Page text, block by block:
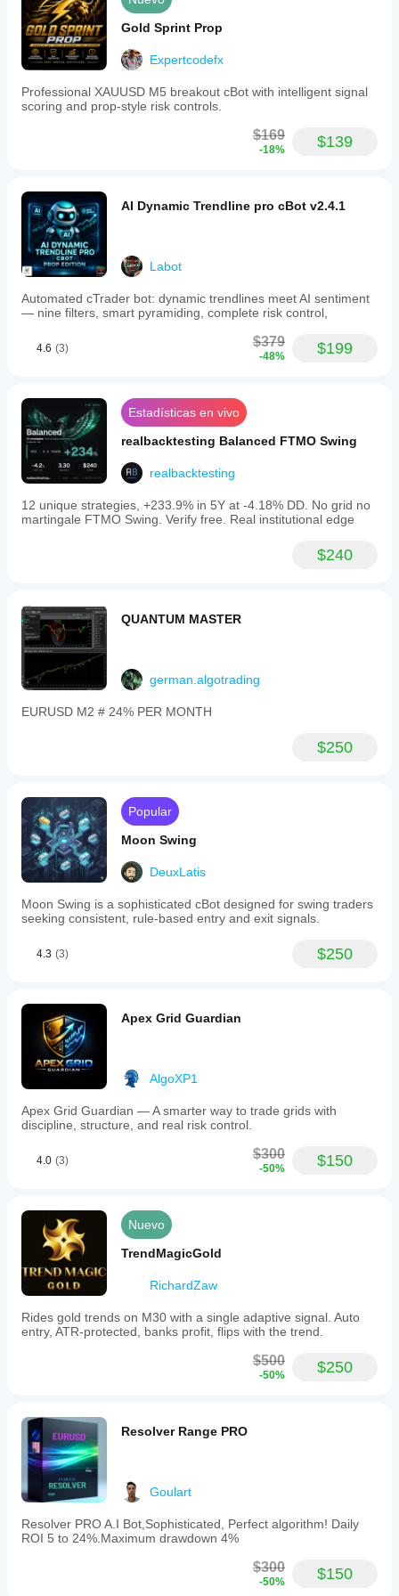
variar
según las
condiciones
del bróker,
y la calidad
de
entorno le
ayuda a
comprender
cómo
funciona en
el uso real.
Gold Sprint Prop
Expertcodefx
Professional XAUUSD M5 breakout cBot with intelligent signal
scoring and prop-style risk controls.
$169
-18% $139
AI Dynamic Trendline pro cBot v2.4.1
Labot
Automated cTrader bot: dynamic trendlines meet AI sentiment
— nine filters, smart pyramiding, complete risk control,
4.6 (3) $379
-48% $199
Estadísticas en vivo
realbacktesting Balanced FTMO Swing
realbacktesting
12 unique strategies, +233.9% in 5Y at -4.18% DD. No grid no
martingale FTMO Swing. Verify free. Real institutional edge
$240
QUANTUM MASTER
german.algotrading
EURUSD M2 # 24% PER MONTH
$250
Popular
Moon Swing
DeuxLatis
Moon Swing is a sophisticated cBot designed for swing traders
seeking consistent, rule-based entry and exit signals.
4.3 (3) $250
Apex Grid Guardian
AlgoXP1
Apex Grid Guardian — A smarter way to trade grids with
discipline, structure, and real risk control.
4.0 (3) $300
-50% $150
Nuevo
TrendMagicGold
RichardZaw
Rides gold trends on M30 with a single adaptive signal. Auto
entry, ATR-protected, banks profit, flips with the trend.
$500
-50% $250
Resolver Range PRO
Goulart
Resolver PRO A.I Bot,Sophisticated, Perfect algorithm! Daily
ROI 5 to 24%.Maximum drawdown 4%
$300
-50% $150